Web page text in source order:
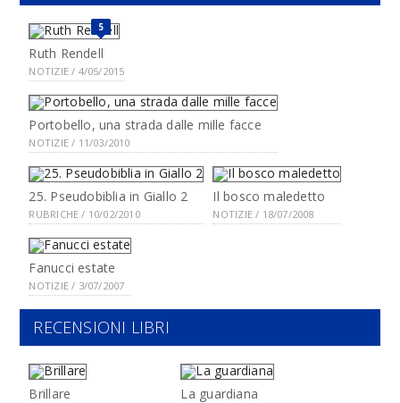
5
Ruth Rendell
NOTIZIE / 4/05/2015
Portobello, una strada dalle mille facce
NOTIZIE / 11/03/2010
25. Pseudobiblia in Giallo 2
RUBRICHE / 10/02/2010
Il bosco maledetto
NOTIZIE / 18/07/2008
Fanucci estate
NOTIZIE / 3/07/2007
RECENSIONI LIBRI
Brillare La guardiana